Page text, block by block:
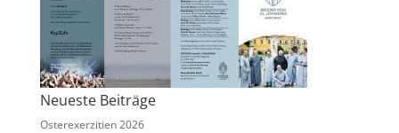
Neueste Beiträge
Osterexerzitien 2026